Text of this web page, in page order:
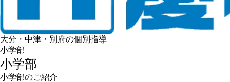
大分・中津・別府の個別指導
小学部
小学部
小学部のご紹介